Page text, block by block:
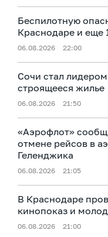
Беспилотную
Краснодаре и еще
06.08.2026 22:00
Сочи стал
строящееся жилье
06.08.2026 21:50
«Аэрофлот»
отмене рейсов в
Геленджика
06.08.2026 21:05
В Краснодаре
кинопоказ и
06.08.2026 21:00